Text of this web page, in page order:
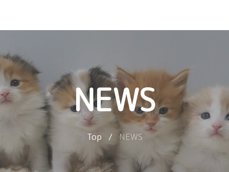
NEWS
Top / NEWS